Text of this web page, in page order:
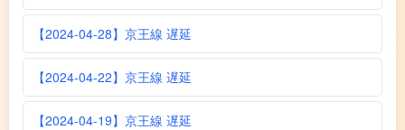
【2024-04-28】京王線 遅延
【2024-04-22】京王線 遅延
【2024-04-19】京王線 遅延